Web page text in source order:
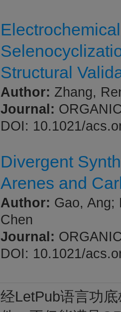
Structural
Author: Zhang,
Journal:
DOI: 10.1021/
Divergent
Arenes and
Author: Gao, Ang;
Chen
Journal:
DOI: 10.1021/
经LetPub语言功